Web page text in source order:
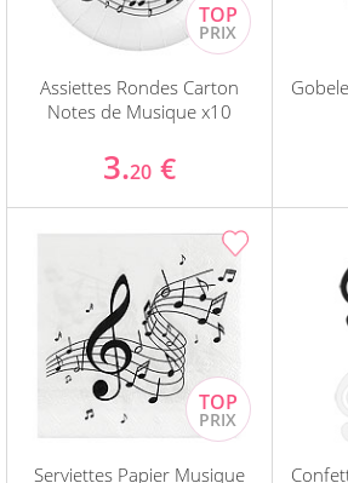
Assiettes Rondes Carton
Notes de Musique x10
3.20 €
Serviettes Papier Musique